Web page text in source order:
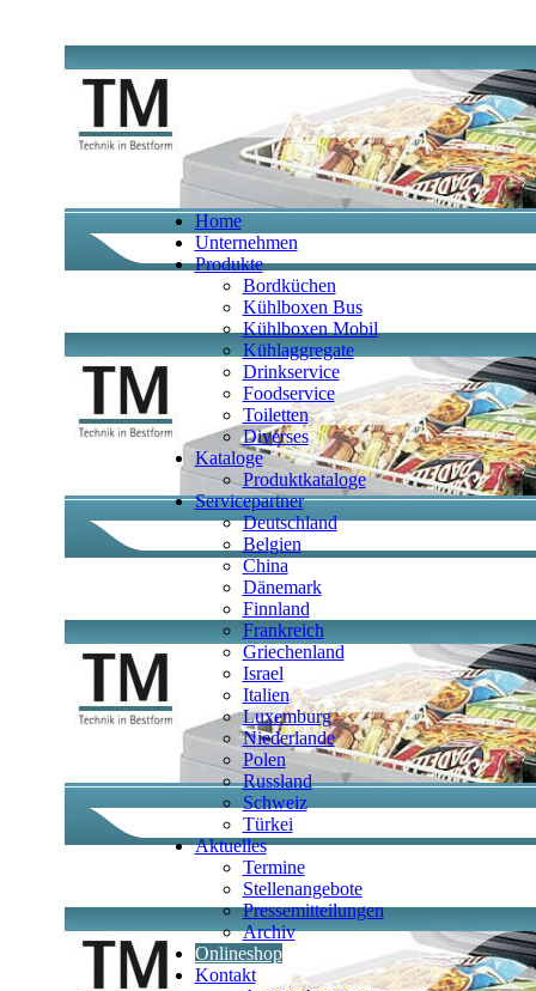
Home
Unternehmen
Produkte
Bordküchen
Kühlboxen Bus
Kühlboxen Mobil
Kühlaggregate
Drinkservice
Foodservice
Toiletten
Diverses
Kataloge
Produktkataloge
Servicepartner
Deutschland
Belgien
China
Dänemark
Finnland
Frankreich
Griechenland
Israel
Italien
Luxemburg
Niederlande
Polen
Russland
Schweiz
Türkei
Aktuelles
Termine
Stellenangebote
Pressemitteilungen
Archiv
Onlineshop
Kontakt